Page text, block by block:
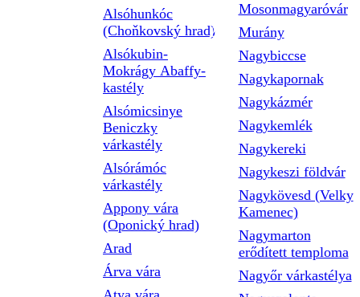
Alsóhunkóc
(Choňkovský hrad)
Alsókubin-
Mokrágy Abaffy-
kastély
Alsómicsinye
Beniczky
várkastély
Alsórámóc
várkastély
Appony vára
(Oponický hrad)
Arad
Árva vára
Mosonmagyaróvár
Murány
Nagybiccse
Nagykapornak
Nagykázmér
Nagykemlék
Nagykereki
Nagykeszi földvár
Nagykövesd (Velky
Kamenec)
Nagymarton
erődített temploma
Nagyőr várkastélya